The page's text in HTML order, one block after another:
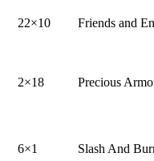
22×10
Friends and
2×18 Precious
6×1 Slash And